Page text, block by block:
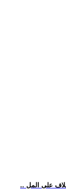
على المل